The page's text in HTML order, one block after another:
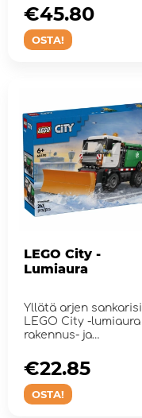
OSTA!
€45.80
LEGO City -
Lumiaura
Yllätä arjen sankarisi
LEGO City -lumiaura
rakennus- ja
OSTA!
€22.85